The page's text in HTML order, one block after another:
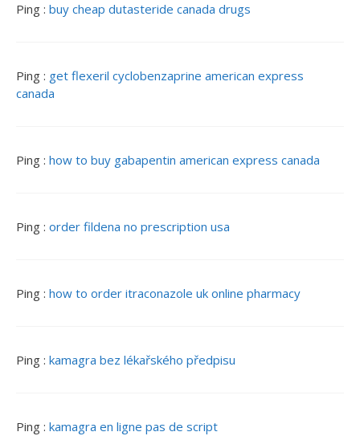
Ping : buy cheap dutasteride canada drugs
Ping : get flexeril cyclobenzaprine american express
canada
Ping : how to buy gabapentin american express canada
Ping : order fildena no prescription usa
Ping : how to order itraconazole uk online pharmacy
Ping : kamagra bez lékařského předpisu
Ping : kamagra en ligne pas de script